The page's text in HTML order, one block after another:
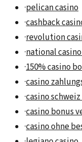
·pelican casino
·cashback
·revolution
·national
·150% casino
·casino
·casino
·casino bonus
·casino ohne